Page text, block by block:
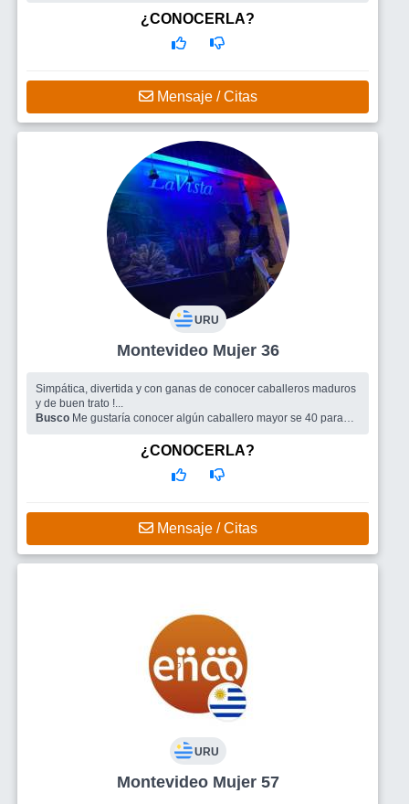
¿CONOCERLA?
Mensaje / Citas
URU
Montevideo Mujer 36
Simpática, divertida y con ganas de conocer caballeros maduros
y de buen trato !...
Busco Me gustaría conocer algún caballero mayor se 40 para
¿CONOCERLA?
Mensaje / Citas
URU
Montevideo Mujer 57